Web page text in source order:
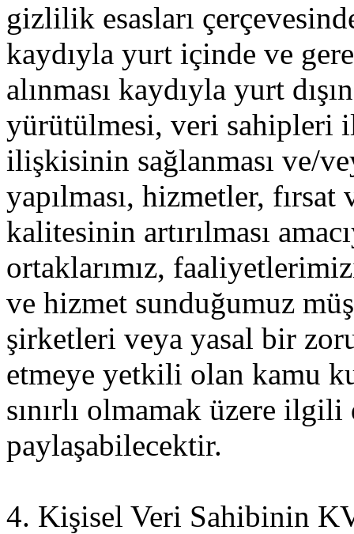
gizlilik esasları
kaydıyla yurt içinde ve
alınması kaydıyla yurt
yürütülmesi, veri sahipleri
ilişkisinin sağlanması ve/
yapılması, hizmetler,
kalitesinin artırılması
ortaklarımız,
ve hizmet sunduğumuz
şirketleri veya yasal bir
etmeye yetkili olan kamu
sınırlı olmamak üzere
paylaşabilecektir.
4. Kişisel Veri Sahibinin